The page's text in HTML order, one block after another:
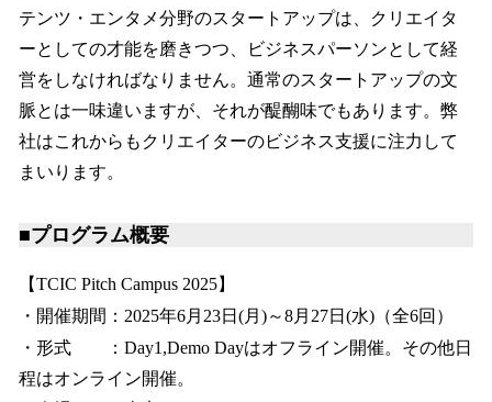
テンツ・エンタメ分野のスタートアップは、クリエイタ
ーとしての才能を磨きつつ、ビジネスパーソンとして経
営をしなければなりません。通常のスタートアップの文
脈とは一味違いますが、それが醍醐味でもあります。弊
社はこれからもクリエイターのビジネス支援に注力して
まいります。
■プログラム概要
【TCIC Pitch Campus 2025】
・開催期間：2025年6月23日(月)～8月27日(水)（全6回）
・形式 ：Day1,Demo Dayはオフライン開催。その他日
程はオンライン開催。